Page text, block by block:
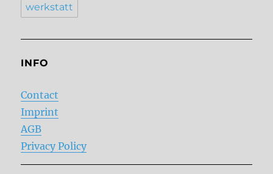
werkstatt
INFO
Contact
Imprint
AGB
Privacy Policy